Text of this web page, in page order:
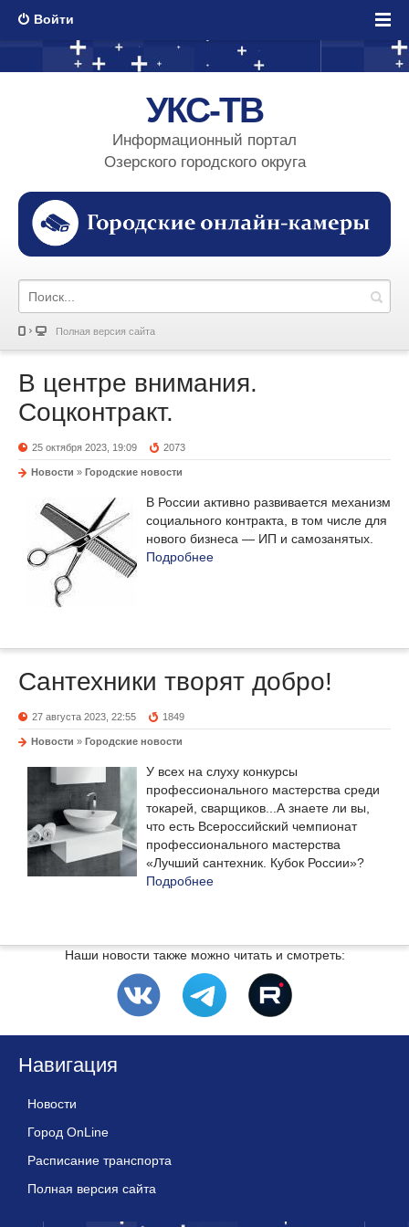
Войти
УКС-ТВ
Информационный портал
Озерского городского округа
Полная версия сайта
В центре внимания.
Соцконтракт.
25 октября 2023, 19:09 2073
Новости » Городские новости
В России активно развивается механизм
социального контракта, в том числе для
нового бизнеса — ИП и самозанятых.
Подробнее
Сантехники творят добро!
27 августа 2023, 22:55 1849
Новости » Городские новости
У всех на слуху конкурсы
профессионального мастерства среди
токарей, сварщиков...А знаете ли вы,
что есть Всероссийский чемпионат
профессионального мастерства
«Лучший сантехник. Кубок России»?
Подробнее
Наши новости также можно читать и смотреть:
Навигация
Новости
Город OnLine
Расписание транспорта
Полная версия сайта